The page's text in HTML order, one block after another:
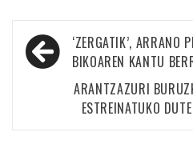
Bidalketetan
zehar
nabigatu
‘ZERGATIK’, ARRANO
BIKOAREN KANTU
ARANTZAZURI
ESTREINATUKO